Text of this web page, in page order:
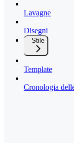
Lavagne
Disegni
Stile
Template
Cronologia